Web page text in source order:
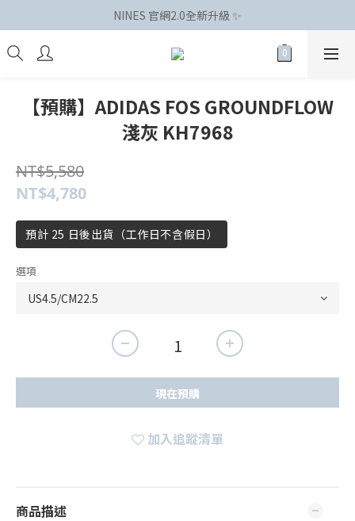
NINES 官網2.0全新升級 ✨
【預購】ADIDAS FOS GROUNDFLOW
淺灰 KH7968
NT$5,580
NT$4,780
預計 25 日後出貨（工作日不含假日）
選項
現在預購
加入追蹤清單
商品描述